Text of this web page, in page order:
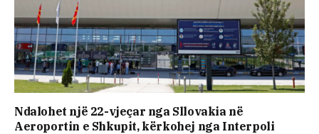
Ndalohet një 22-vjeçar nga Sllovakia në
Aeroportin e Shkupit, kërkohej nga Interpoli